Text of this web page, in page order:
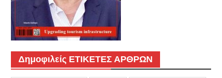
Δημοφιλείς ΕΤΙΚΕΤΕΣ ΑΡΘΡΩΝ